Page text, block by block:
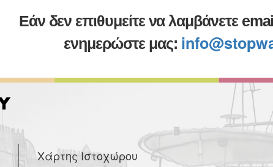
Εάν δεν επιθυμείτε να λαμβάνετε
ενημερώστε μας:
Χάρτης Ιστοχώρου